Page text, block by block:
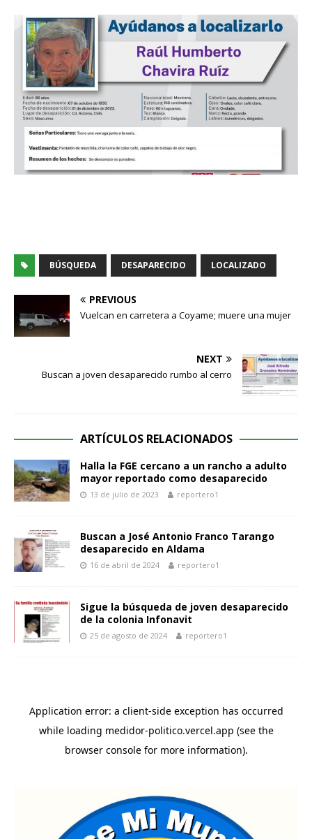
BÚSQUEDA DESAPARECIDO LOCALIZADO
PREVIOUS
Vuelcan en carretera a Coyame; muere una mujer
NEXT
Buscan a joven desaparecido rumbo al cerro
ARTÍCULOS RELACIONADOS
Halla la FGE cercano a un rancho a adulto
mayor reportado como desaparecido
13 de julio de 2023 reportero1
Buscan a José Antonio Franco Tarango
desaparecido en Aldama
16 de abril de 2024 reportero1
Sigue la búsqueda de joven desaparecido
de la colonia Infonavit
25 de agosto de 2024 reportero1